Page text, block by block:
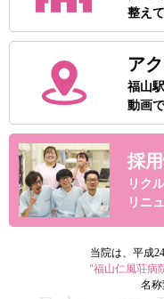
整え
ア
福山
動画
採
リク
リニ
当院は、平成
"福山仁風荘病
名称